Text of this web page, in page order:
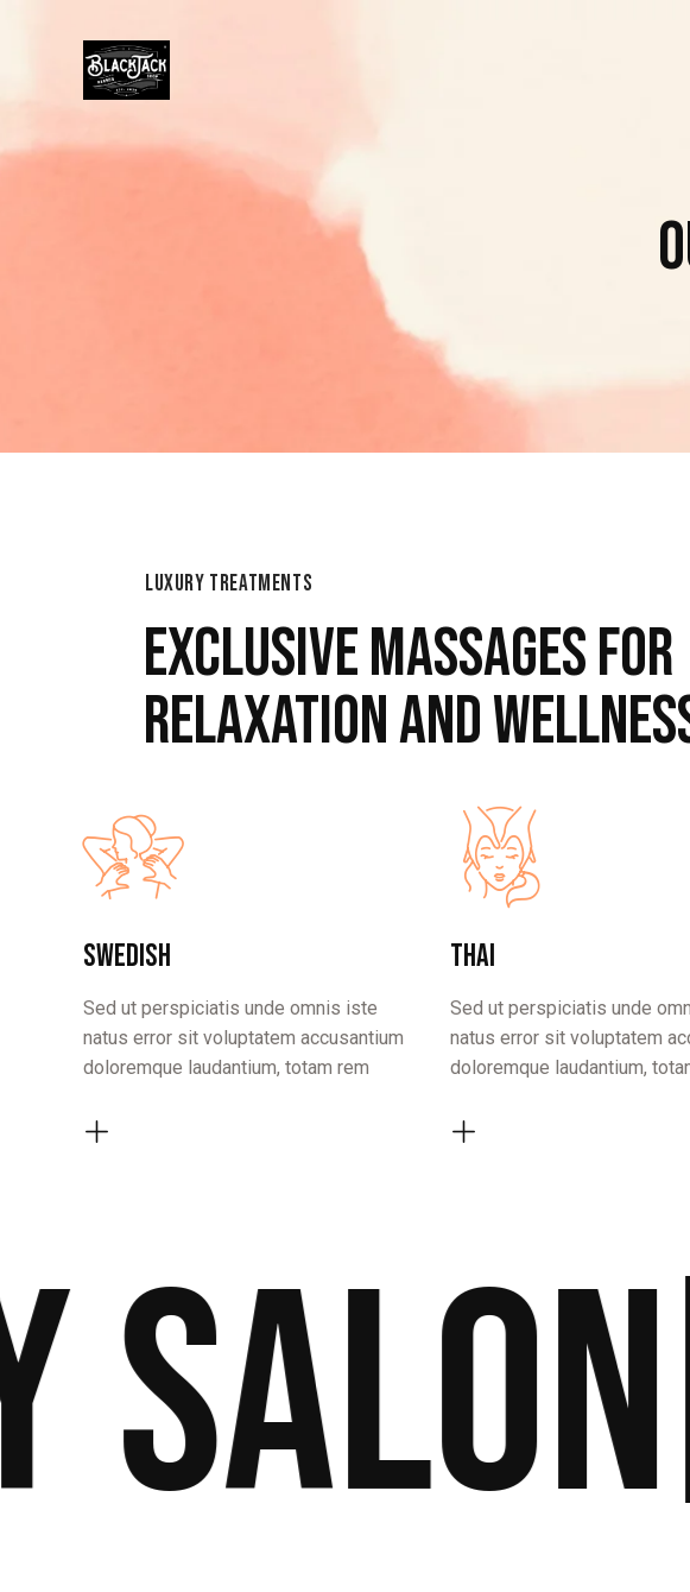
LUXURY TREATMENTS
EXCLUSIVE MASSAGES FOR
RELAXATION AND
Swedish
Sed ut perspiciatis unde omnis iste
natus error sit voluptatem accusantium
doloremque laudantium, totam rem
Thai
Sed ut perspiciatis unde
natus error sit voluptatem
doloremque laudantium,